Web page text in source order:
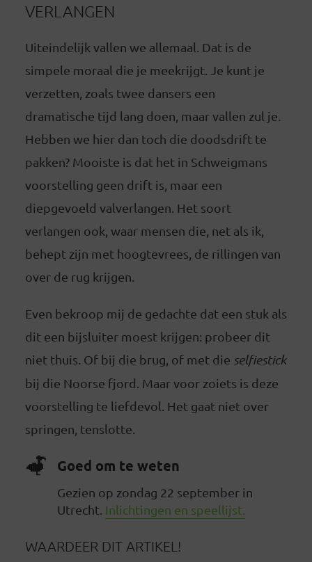
VERLANGEN
Uiteindelijk vallen we allemaal. Dat is de
simpele moraal die je meekrijgt. Je kunt je
verzetten, zoals twee dansers een
dramatische tijd lang doen, maar vallen zul je.
Hebben we hier dan toch die doodsdrift te
pakken? Mooiste is dat het in Schweigmans
voorstelling geen drift is, maar een
diepgevoeld valverlangen. Het soort
verlangen ook, waar mensen die, net als ik,
behept zijn met hoogtevrees, de rillingen van
over de rug krijgen.
Even bekroop mij de gedachte dat een stuk als
dit een bijsluiter moest krijgen: probeer dit
niet thuis. Of bij die brug, of met die selfiestick
bij die Noorse fjord. Maar voor zoiets is deze
voorstelling te liefdevol. Het gaat niet over
springen, tenslotte.
Goed om te weten
Gezien op zondag 22 september in
Utrecht. Inlichtingen en speellijst.
WAARDEER DIT ARTIKEL!